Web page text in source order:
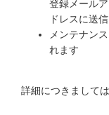
登録メール
ドレスに送
メンテナン
れます
詳細につきまして